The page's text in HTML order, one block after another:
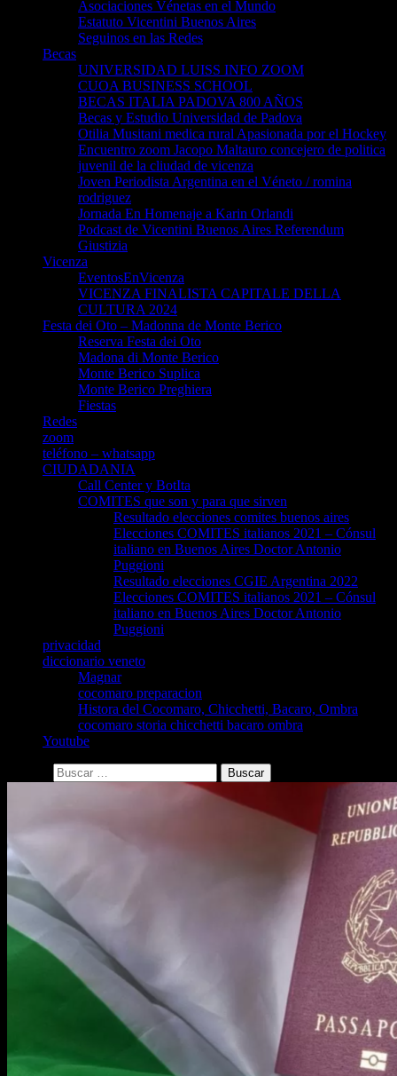
Asociaciones Vénetas en el Mundo
Estatuto Vicentini Buenos Aires
Seguinos en las Redes
Becas
UNIVERSIDAD LUISS INFO ZOOM
CUOA BUSINESS SCHOOL
BECAS ITALIA PADOVA 800 AÑOS
Becas y Estudio Universidad de Padova
Otilia Musitani medica rural Apasionada por el Hockey
Encuentro zoom Jacopo Maltauro concejero de politica
juvenil de la cliudad de vicenza
Joven Periodista Argentina en el Véneto / romina
rodriguez
Jornada En Homenaje a Karin Orlandi
Podcast de Vicentini Buenos Aires Referendum
Giustizia
Vicenza
EventosEnVicenza
VICENZA FINALISTA CAPITALE DELLA
CULTURA 2024
Festa dei Oto – Madonna de Monte Berico
Reserva Festa dei Oto
Madona di Monte Berico
Monte Berico Suplica
Monte Berico Preghiera
Fiestas
Redes
zoom
teléfono – whatsapp
CIUDADANIA
Call Center y BotIta
COMITES que son y para que sirven
Resultado elecciones comites buenos aires
Elecciones COMITES italianos 2021 – Cónsul
italiano en Buenos Aires Doctor Antonio
Puggioni
Resultado elecciones CGIE Argentina 2022
Elecciones COMITES italianos 2021 – Cónsul
italiano en Buenos Aires Doctor Antonio
Puggioni
privacidad
diccionario veneto
Magnar
cocomaro preparacion
Histora del Cocomaro, Chicchetti, Bacaro, Ombra
cocomaro storia chicchetti bacaro ombra
Youtube